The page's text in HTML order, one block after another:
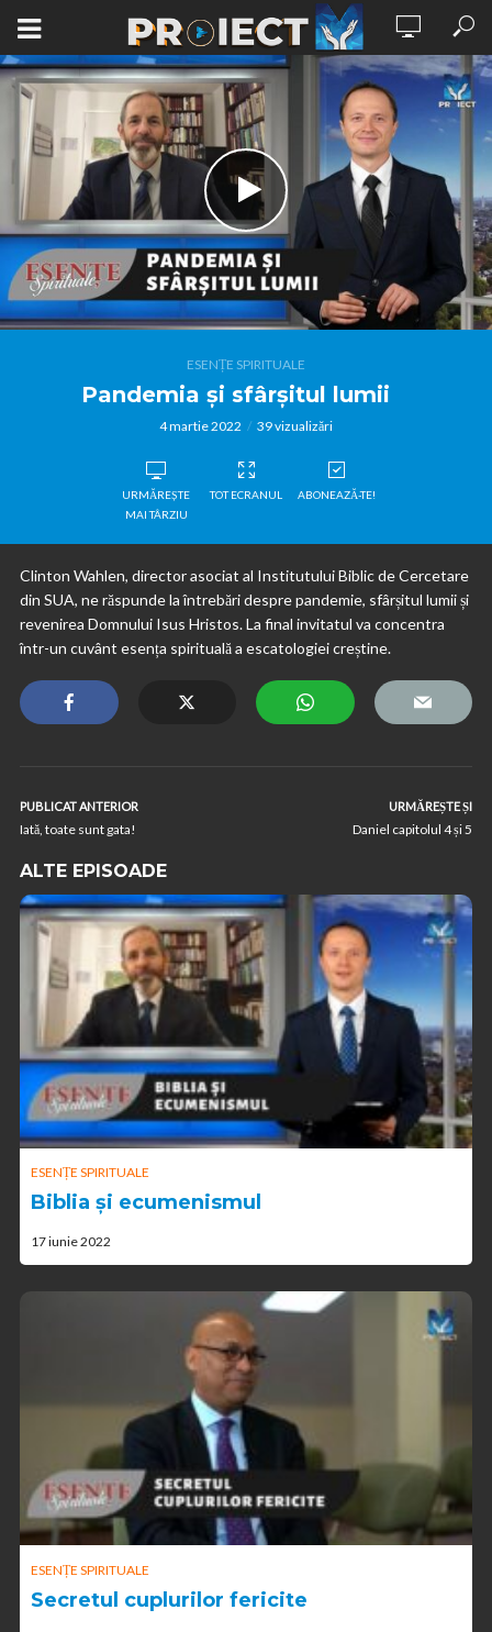
ESENȚE SPIRITUALE
Pandemia și sfârșitul lumii
4 martie 2022 39 vizualizări
URMĂREȘTE
MAI TÂRZIU
TOT ECRANUL ABONEAZĂ-TE!
Clinton Wahlen, director asociat al Institutului Biblic de Cercetare
din SUA, ne răspunde la întrebări despre pandemie, sfârșitul lumii și
revenirea Domnului Isus Hristos. La final invitatul va concentra
într-un cuvânt esența spirituală a escatologiei creștine.
PUBLICAT ANTERIOR
Iată, toate sunt gata!
URMĂREȘTE ȘI
Daniel capitolul 4 și 5
ALTE EPISOADE
ESENȚE SPIRITUALE
Biblia și ecumenismul
17 iunie 2022
ESENȚE SPIRITUALE
Secretul cuplurilor fericite